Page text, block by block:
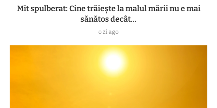
Mit spulberat: Cine trăiește la malul mării nu e mai
sănătos decât...
o zi ago